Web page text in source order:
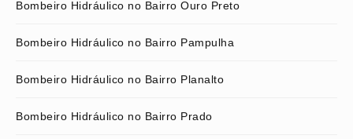
Bombeiro Hidráulico no Bairro Ouro Preto
Bombeiro Hidráulico no Bairro Pampulha
Bombeiro Hidráulico no Bairro Planalto
Bombeiro Hidráulico no Bairro Prado